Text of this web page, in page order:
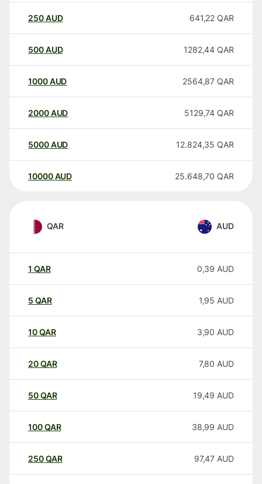
250AUD 641,22 QAR
500AUD 1282,44 QAR
1000AUD 2564,87 QAR
2000AUD 5129,74 QAR
5000AUD 12.824,35 QAR
10000 AUD 25.648,70 QAR
QAR AUD
1 QAR 0,39 AUD
5 QAR 1,95 AUD
10QAR 3,90 AUD
20QAR 7,80 AUD
50QAR 19,49 AUD
100QAR 38,99 AUD
250QAR 97,47 AUD